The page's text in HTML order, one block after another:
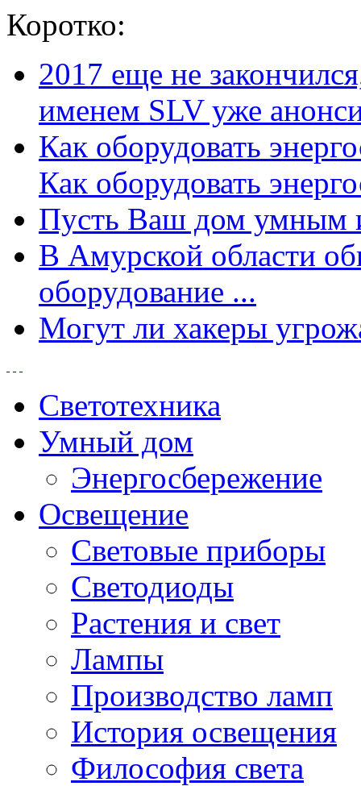
Коротко:
2017 еще не
именем SLV уже
Как оборудовать
Как оборудовать
Пусть Ваш дом умным
В Амурской области
оборудование ...
Могут ли хакеры
Светотехника
Умный дом
Энергосбережение
Освещение
Световые приборы
Светодиоды
Растения и свет
Лампы
Производство ламп
История освещения
Философия света